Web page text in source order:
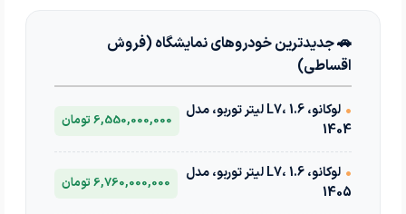
🚗 جدیدترین خودروهای نمایشگاه (فروش
اقساطی)
•
لوکانو، L7، 1.6 لیتر توربو، مدل
1404
6,550,000,000 تومان
•
لوکانو، L7، 1.6 لیتر توربو، مدل
1405
6,760,000,000 تومان